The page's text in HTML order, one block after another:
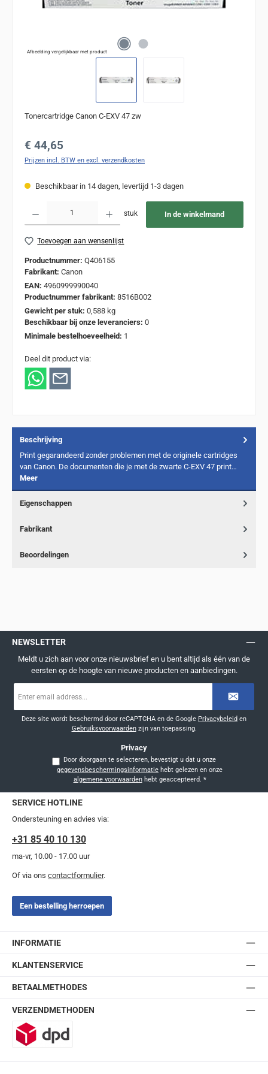
Afbeelding vergelijkbaar met product
Tonercartridge Canon C-EXV 47 zw
Normale prijs:
€ 44,65
Prijzen incl. BTW en excl. verzendkosten
Beschikbaar in 14 dagen, levertijd 1-3 dagen
stuk In de winkelmand
Toevoegen aan wensenlijst
Productnummer: Q406155
Fabrikant: Canon
EAN: 4960999990040
Productnummer fabrikant: 8516B002
Gewicht per stuk: 0,588 kg
Beschikbaar bij onze leveranciers: 0
Minimale bestelhoeveelheid: 1
Deel dit product via:
Beschrijving
Print gegarandeerd zonder problemen met de originele cartridges
van Canon. De documenten die je met de zwarte C-EXV 47 print…
Meer
Eigenschappen
Fabrikant
Beoordelingen
NEWSLETTER
Meldt u zich aan voor onze nieuwsbrief en u bent altijd als één van de
eersten op de hoogte van nieuwe producten en aanbiedingen.
mailadres
Deze site wordt beschermd door reCAPTCHA en de Google Privacybeleid en
Gebruiksvoorwaardenzijn van toepassing.
Privacy
Door doorgaan te selecteren, bevestigt u dat u onze
gegevensbeschermingsinformatie
algemene voorwaardenhebt geaccepteerd. *
SERVICE HOTLINE
Ondersteuning en advies via:
+31 85 40 10 130
ma-vr, 10.00 - 17.00 uur
Of via ons contactformulier.
Een bestelling herroepen
INFORMATIE
KLANTENSERVICE
BETAALMETHODES
VERZENDMETHODEN